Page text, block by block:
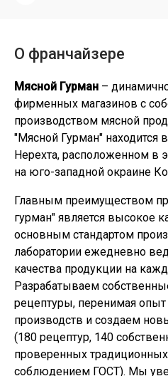
О франчайзере
Мясной Гурман –
фирменных магазинов с
производством мясной
"Мясной Гурман" находится
Нерехта, расположенном в
на юго-западной окраине
Главным преимуществом
гурман" является высокое
основным стандартом
лаборатории ежедневно
качества продукции на
Разрабатываем
рецептуры, перенимая
производств и создаем
(180 рецептур, 140
проверенных
соблюдением ГОСТ). Мы